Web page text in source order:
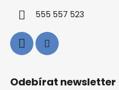
555 557 523
Odebírat newsletter